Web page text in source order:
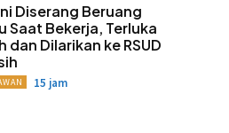
Diserang Beruang
Saat Bekerja, Terluka
dan Dilarikan ke RSUD
15 jam